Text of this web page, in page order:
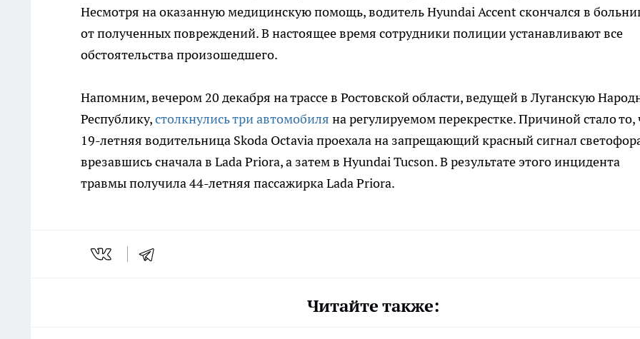
Несмотря на оказанную медицинскую помощь, водитель Hyundai Accent скончался в
от полученных повреждений. В настоящее время сотрудники полиции устанавливают все
обстоятельства произошедшего.
Напомним, вечером 20 декабря на трассе в Ростовской области, ведущей в Луганскую
Республику,столкнулись три автомобиля на регулируемом перекрестке. Причиной стало то,
19-летняя водительница Skoda Octavia проехала на запрещающий красный сигнал
врезавшись сначала в Lada Priora, а затем в Hyundai Tucson. В результате этого инцидента
травмы получила 44-летняя пассажирка Lada Priora.
Читайте также: